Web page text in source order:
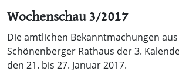
Wochenschau 3/2017
Die amtlichen Bekanntmachungen
Schönenberger Rathaus der 3.
den 21. bis 27. Januar 2017.